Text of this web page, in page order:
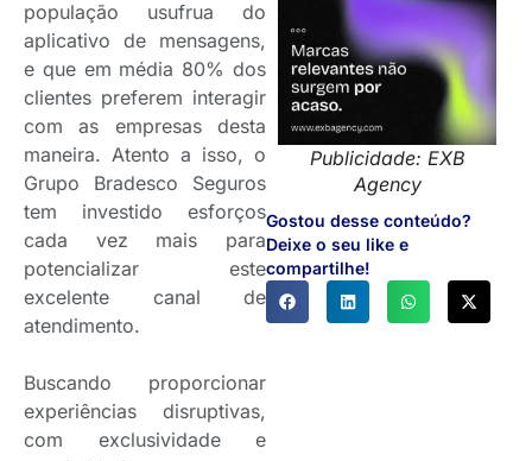
Publicidade: EXB
Agency
Gostou desse conteúdo?
Deixe o seu like e
compartilhe!
população usufrua do
aplicativo de mensagens,
e que em média 80% dos
clientes preferem interagir
com as empresas desta
maneira. Atento a isso, o
Grupo Bradesco Seguros
tem investido esforços
cada vez mais para
potencializar este
excelente canal de
atendimento.
Buscando proporcionar
experiências disruptivas,
com exclusividade e